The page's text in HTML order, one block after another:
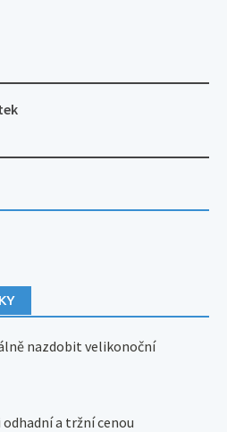
nazdobit velikonoční
a tržní cenou